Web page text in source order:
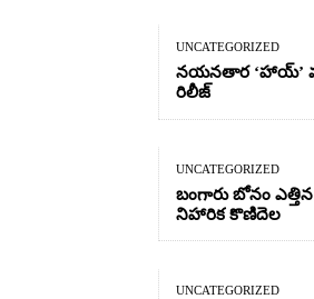
UNCATEGORIZED
నయనతార ‘హాయ్’
రిలీజ్
UNCATEGORIZED
బంగారు బోనం
నిహారిక కొణిదెల
UNCATEGORIZED